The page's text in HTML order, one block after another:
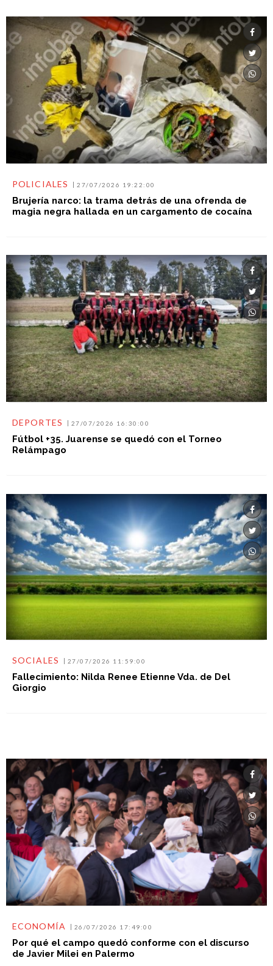
POLICIALES 27/07/2026 19:22:00
Brujería narco: la trama detrás de una ofrenda de
magia negra hallada en un cargamento de cocaína
DEPORTES 27/07/2026 16:30:00
Fútbol +35. Juarense se quedó con el Torneo
Relámpago
SOCIALES 27/07/2026 11:59:00
Fallecimiento: Nilda Renee Etienne Vda. de Del
Giorgio
ECONOMÍA 26/07/2026 17:49:00
Por qué el campo quedó conforme con el discurso
de Javier Milei en Palermo